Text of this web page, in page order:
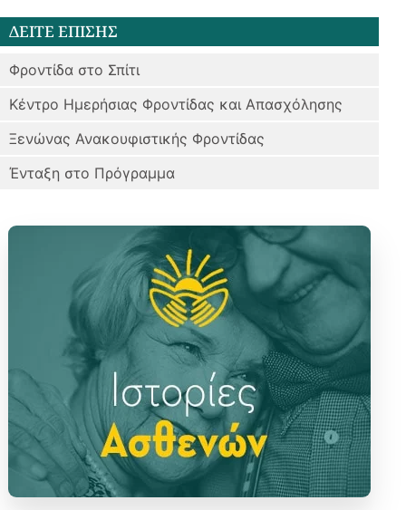
ΔΕΙΤΕ ΕΠΙΣΗΣ
Φροντίδα στο Σπίτι
Κέντρο Ημερήσιας Φροντίδας και Απασχόλησης
Ξενώνας Ανακουφιστικής Φροντίδας
Ένταξη στο Πρόγραμμα